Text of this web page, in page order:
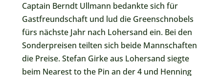
Captain Berndt Ullmann bedankte sich für
Gastfreundschaft und lud die Greenschnobels
fürs nächste Jahr nach Lohersand ein. Bei den
Sonderpreisen teilten sich beide Mannschaften
die Preise. Stefan Girke aus Lohersand siegte
beim Nearest to the Pin an der 4 und Henning